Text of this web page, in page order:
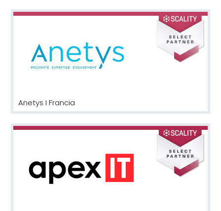
Anetys I Francia